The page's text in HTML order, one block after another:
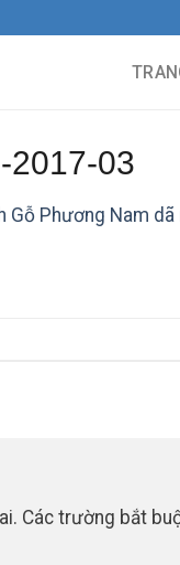
2017-03
Gỗ Phương Nam
Các trường bắt